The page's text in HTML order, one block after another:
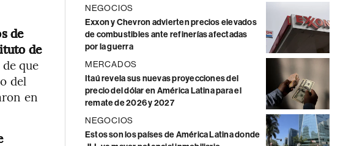
de
de
que
del
en
NEGOCIOS
Exxon y Chevron advierten precios elevados
de combustibles ante refinerías afectadas
por la guerra
MERCADOS
Itaú revela sus nuevas proyecciones del
precio del dólar en América Latina para el
remate de 2026 y 2027
NEGOCIOS
Estos son los países de América Latina donde